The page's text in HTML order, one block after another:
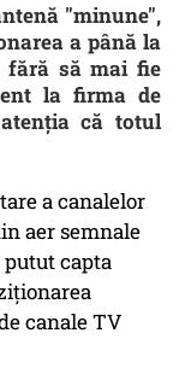
"minune",
a până la
fără să mai fie
la firma de
că totul
a canalelor
aer semnale
capta
canale TV